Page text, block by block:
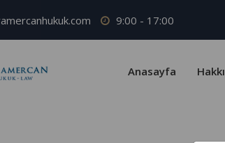
9:00 - 17:00
Anasayfa